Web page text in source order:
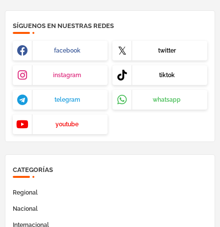
SÍGUENOS EN NUESTRAS REDES
facebook twitter
instagram tiktok
telegram whatsapp
youtube
CATEGORÍAS
Regional
Nacional
Internacional